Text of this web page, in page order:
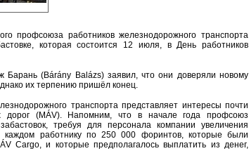
профсоюза работников железнодорожного транспорта
которая состоится 12 июля, в День работников
Барань (Bárány Balázs) заявил, что они доверяли новому
их терпению пришёл конец.
транспорта представляет интересы почти
дорог (MÁV). Напомним, что в начале года профсоюз
требуя для персонала компании увеличения
работнику по 250 000 форинтов, которые были
Cargo, и которые предполагалось выплатить из денег,